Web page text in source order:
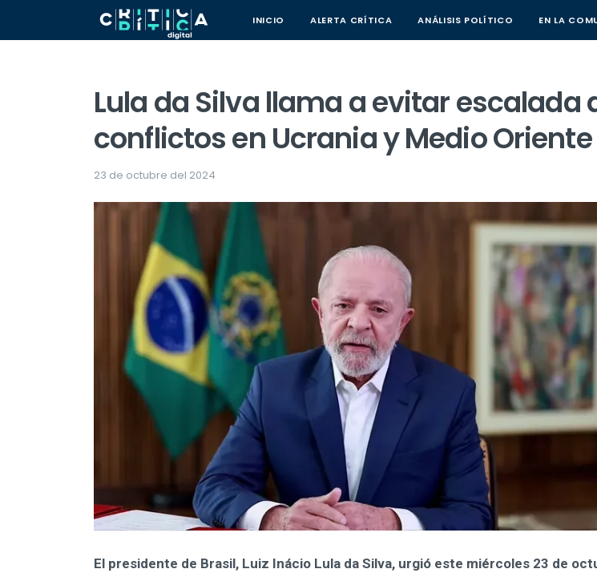
INICIO ALERTA CRÍTICA (CURRENT)
ANÁLISIS POLÍTICO (CURRENT)
EN LA
Lula da Silva llama a evitar escalada
conflictos en Ucrania y Medio Oriente
23 de octubre del 2024
El presidente de Brasil, Luiz Inácio Lula da Silva, urgió este miércoles 23 de